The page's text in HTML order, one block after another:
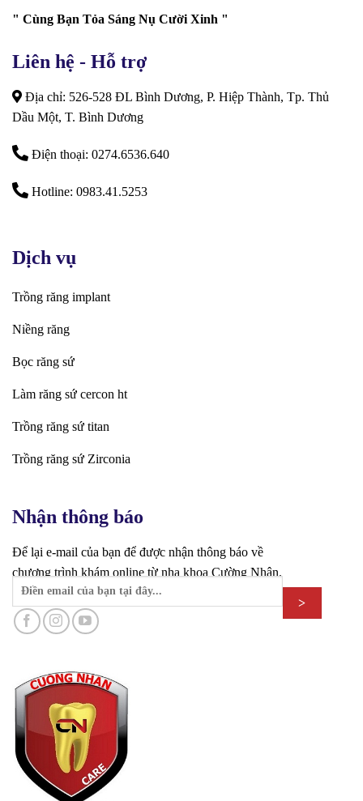
" Cùng Bạn Tỏa Sáng Nụ Cười Xinh "
Liên hệ - Hỗ trợ
Địa chỉ: 526-528 ĐL Bình Dương, P. Hiệp Thành, Tp. Thủ
Dầu Một, T. Bình Dương
Điện thoại: 0274.6536.640
Hotline: 0983.41.5253
Dịch vụ
Trồng răng implant
Niềng răng
Bọc răng sứ
Làm răng sứ cercon ht
Trồng răng sứ titan
Trồng răng sứ Zirconia
Nhận thông báo
Để lại e-mail của bạn để được nhận thông báo về
chương trình khám online từ nha khoa Cường Nhân.